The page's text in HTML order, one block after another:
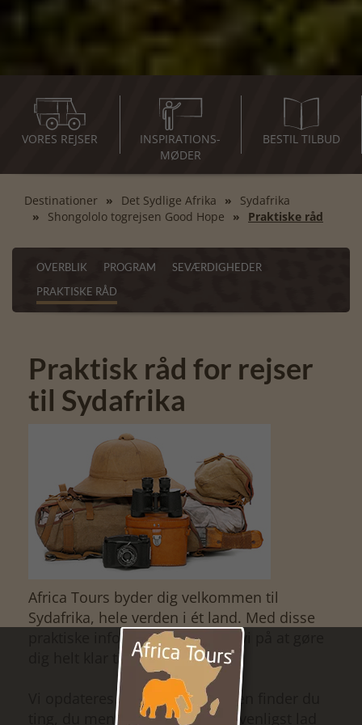
VORES REJSER
INSPIRATIONS-
MØDER
BESTIL TILBUD
Destinationer Det Sydlige Afrika
Sydafrika
Shongololo togrejsen Good Hope
Praktiske råd
OVERBLIK PROGRAM
SEVÆRDIGHEDER
PRAKTISKE RÅD
Praktisk råd for rejser
til Sydafrika
Africa Tours byder dig velkommen til
Sydafrika, hele verden i ét land. Med disse
praktiske informationer, håber vi på at gøre
dig helt klar til din rejse!
Vi opdateres løbende siden, men finder du
ting, du mener bør ændres, så venligst lad